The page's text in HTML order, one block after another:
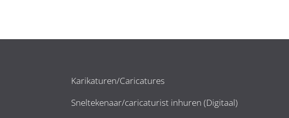
Karikaturen/Caricatures
Sneltekenaar/caricaturist inhuren (Digitaal)